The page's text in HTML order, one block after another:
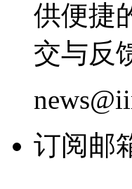
供便捷
交与反
订阅邮